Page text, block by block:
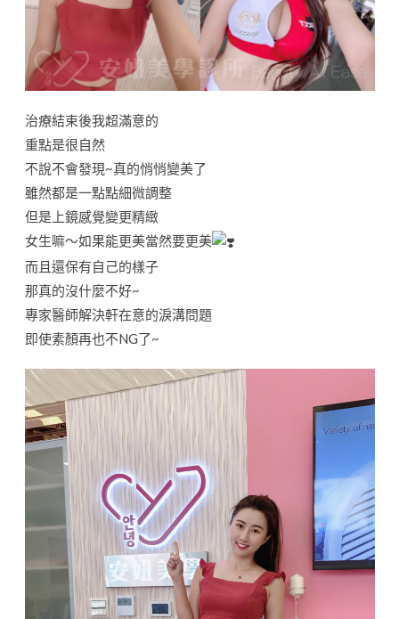
治療結束後我超滿意的
重點是很自然
不說不會發現~真的悄悄變美了
雖然都是一點點細微調整
但是上鏡感覺變更精緻
女生嘛～如果能更美當然要更美
而且還保有自己的樣子
那真的沒什麼不好~
專家醫師解決軒在意的淚溝問題
即使素顏再也不NG了~